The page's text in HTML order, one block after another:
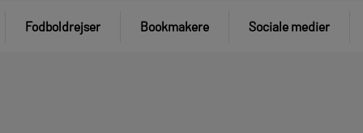
Fodboldrejser Bookmakere Sociale medier